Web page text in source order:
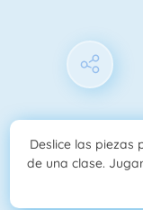
Deslice las piezas
de una clase.